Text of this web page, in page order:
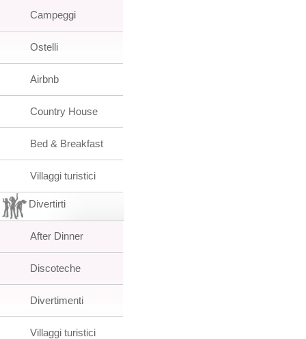
Campeggi
Ostelli
Airbnb
Country House
Bed & Breakfast
Villaggi turistici
Divertirti
After Dinner
Discoteche
Divertimenti
Villaggi turistici